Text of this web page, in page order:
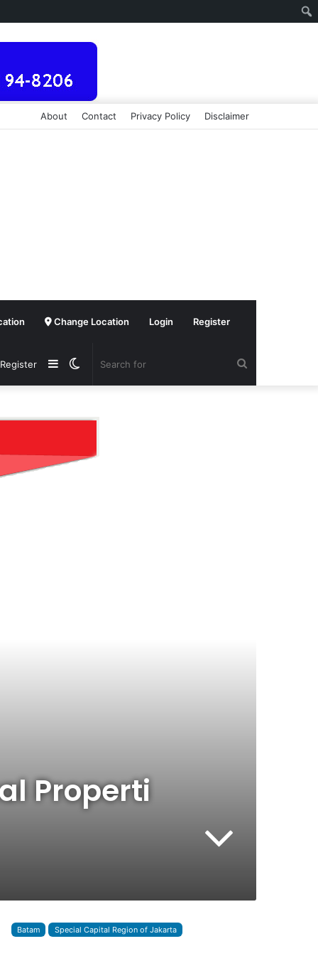
About Contact Privacy Policy Disclaimer
Change Location Login Register
Switch
Sidebar
Properti
Batam Special Capital Region of Jakarta